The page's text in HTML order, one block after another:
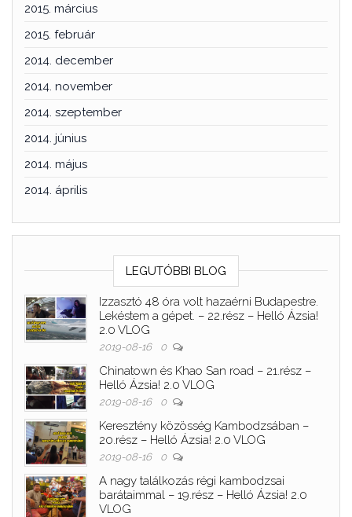
2015. március
2015. február
2014. december
2014. november
2014. szeptember
2014. június
2014. május
2014. április
LEGUTÓBBI BLOG
Izzasztó 48 óra volt hazaérni Budapestre.
Lekéstem a gépet. – 22.rész – Helló Ázsia!
2.0 VLOG
2019-08-16 0
Chinatown és Khao San road – 21.rész –
Helló Ázsia! 2.0 VLOG
2019-08-16 0
Keresztény közösség Kambodzsában –
20.rész – Helló Ázsia! 2.0 VLOG
2019-08-16 0
A nagy találkozás régi kambodzsai
barátaimmal – 19.rész – Helló Ázsia! 2.0
VLOG